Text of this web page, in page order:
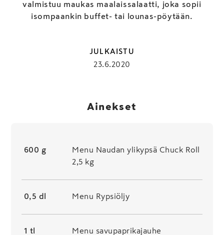
valmistuu maukas maalaissalaatti, joka sopii
isompaankin buffet- tai lounas-pöytään.
JULKAISTU
23.6.2020
Ainekset
600 g
Menu Naudan ylikypsä Chuck Roll
2,5 kg
0,5 dl Menu Rypsiöljy
1 tl Menu savupaprikajauhe